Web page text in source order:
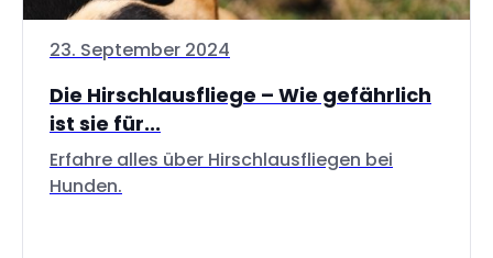
23. September 2024
Die Hirschlausfliege – Wie gefährlich
ist sie für...
Erfahre alles über Hirschlausfliegen bei
Hunden.